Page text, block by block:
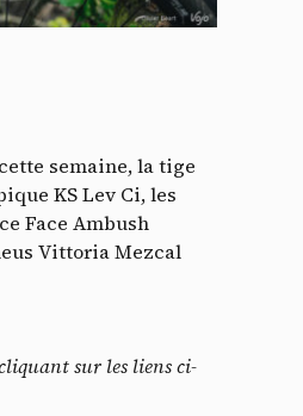
semaine, la tige
KS Lev Ci, les
Face Ambush
Vittoria Mezcal
sur les liens ci-